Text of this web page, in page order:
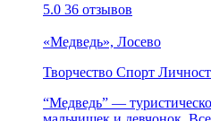
5.0 36 отзывов
«Медведь», Лосево
Творчество Спорт
“Медведь” —